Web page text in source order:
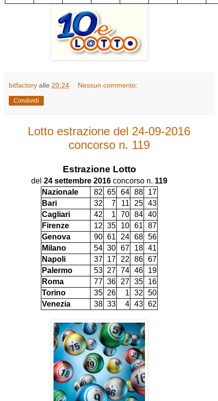
bitfactory alle 20:24 Nessun commento:
Condividi
Lotto estrazione del 24-09-2016
concorso n. 119
Estrazione Lotto
del 24 settembre 2016 concorso n. 119
Nazionale
82 65 64 88
17
Bari
32 7 11 25 43
Cagliari
42 1 70 84 40
Firenze
12 35 10 61
87
Genova
90 61 24 68 56
Milano
54 30 67 18 41
Napoli
37 17 22 86 67
Palermo
53 27 74 46
19
Roma
77 36 27 35
16
Torino
35 26 1 32
50
Venezia
38 33 4 43 62